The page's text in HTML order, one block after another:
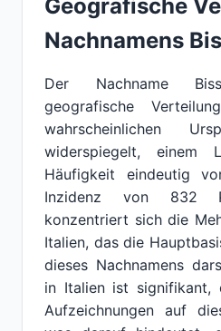
Geografische
Nachnamens
Der Nachname
geografische
wahrscheinlichen
widerspiegelt,
Häufigkeit eindeutig
Inzidenz von 832
konzentriert sich die
Italien, das die
dieses Nachnamens
in Italien ist signifikant,
Aufzeichnungen auf